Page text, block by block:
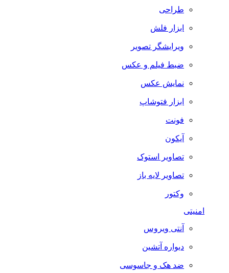
طراحی
ابزار فلش
ویرایشگر تصویر
ضبط فيلم و عكس
نمایش عکس
ابزار فتوشاپ
فونت
آیکون
تصاویر استوک
تصاویر لایه باز
وکتور
امنیتی
آنتی ویروس
دیواره آتشین
ضد هک و جاسوسی